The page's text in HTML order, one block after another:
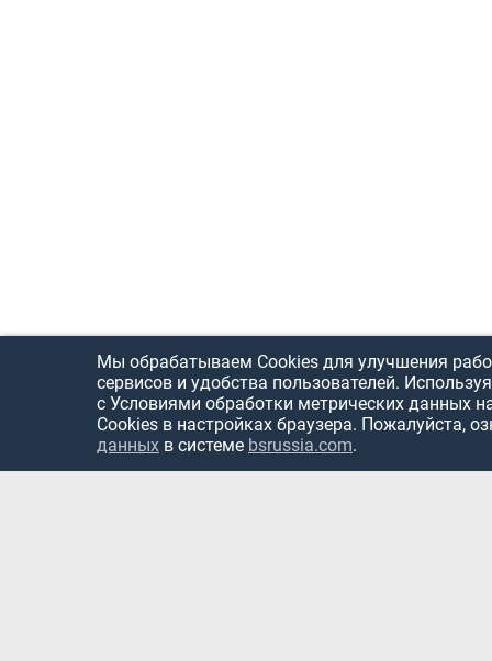
Мы обрабатываем Cookies для улучшения
сервисов и удобства пользователей.
с Условиями обработки метрических данных
Cookies в настройках браузера. Пожалуйста,
данных в системе bsrussia.com.